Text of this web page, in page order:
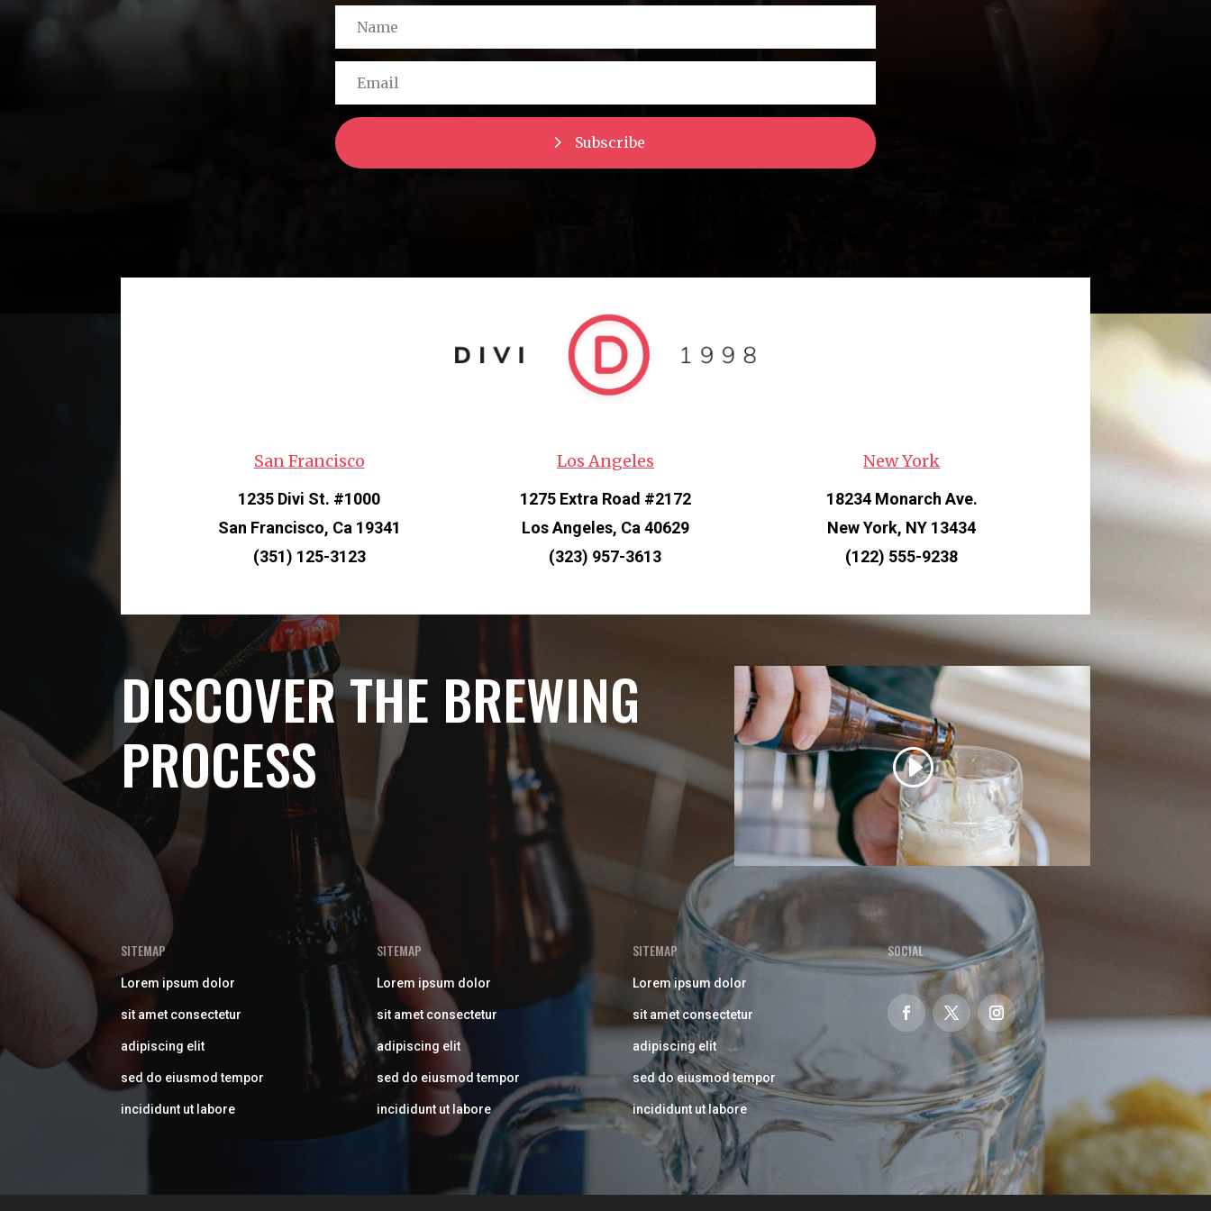
Subscribe
San Francisco
1235 Divi St. #1000
San Francisco, Ca 19341
(351) 125-3123
Los Angeles
1275 Extra Road #2172
Los Angeles, Ca 40629
(323) 957-3613
New York
18234 Monarch Ave.
New York, NY 13434
(122) 555-9238
DISCOVER THE BREWING
PROCESS
SITEMAP
Lorem ipsum dolor
sit amet consectetur
adipiscing elit
sed do eiusmod tempor
incididunt ut labore
SITEMAP
Lorem ipsum dolor
sit amet consectetur
adipiscing elit
sed do eiusmod tempor
incididunt ut labore
SITEMAP
Lorem ipsum dolor
sit amet consectetur
adipiscing elit
sed do eiusmod tempor
incididunt ut labore
SOCIAL